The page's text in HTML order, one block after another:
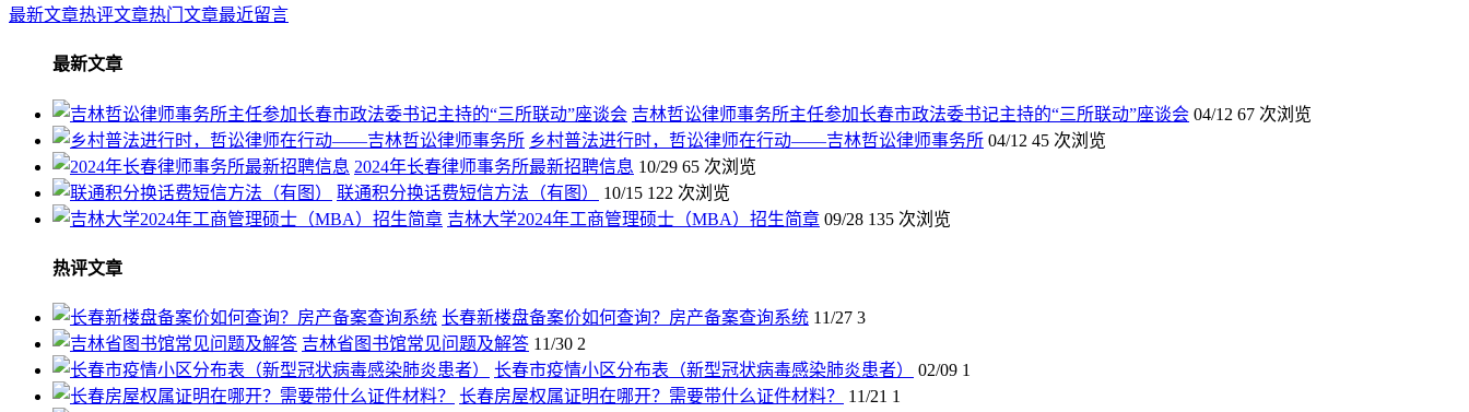
最新文章热评文章热门文章最近留言
最新文章
吉林哲讼律师事务所主任参加长春市政法委书记主持的“三所联动”座谈会 04/12 67 次浏览
乡村普法进行时，哲讼律师在行动——吉林哲讼律师事务所 04/12 45 次浏览
2024年长春律师事务所最新招聘信息 10/29 65 次浏览
联通积分换话费短信方法（有图）
10/15 122 次浏览
吉林大学2024年工商管理硕士（MBA）招生简章 09/28 135 次浏览
热评文章
长春新楼盘备案价如何查询？房产备案查询系统 11/27 3
吉林省图书馆常见问题及解答 11/30 2
长春市疫情小区分布表（新型冠状病毒感染肺炎患者）
02/09 1
长春房屋权属证明在哪开？需要带什么证件材料？
11/21 1